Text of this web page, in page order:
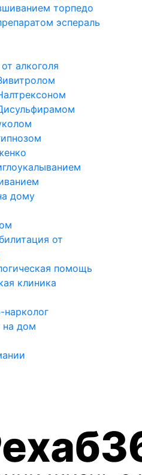
торпедо
эспераль
алкоголя
дому
от
помощь
клиника
нарколог
на дом